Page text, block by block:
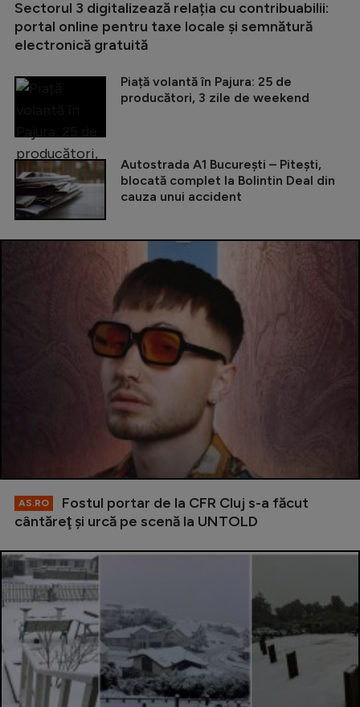
Sectorul 3 digitalizează relația cu contribuabilii:
portal online pentru taxe locale și semnătură
electronică gratuită
Piață volantă în Pajura: 25 de
producători, 3 zile de weekend
Autostrada A1 București – Pitești,
blocată complet la Bolintin Deal din
cauza unui accident
AS.RO
Fostul portar de la CFR Cluj s-a făcut
cântăreţ şi urcă pe scenă la UNTOLD